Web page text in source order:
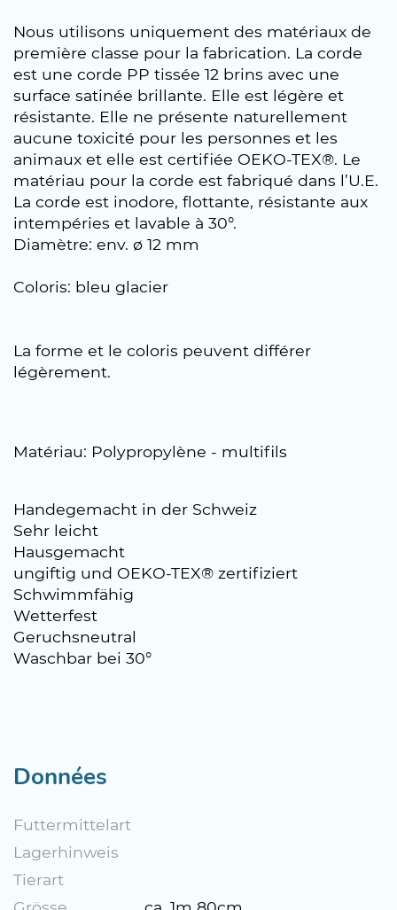
Nous utilisons uniquement des matériaux de
première classe pour la fabrication. La corde
est une corde PP tissée 12 brins avec une
surface satinée brillante. Elle est légère et
résistante. Elle ne présente naturellement
aucune toxicité pour les personnes et les
animaux et elle est certifiée OEKO-TEX®. Le
matériau pour la corde est fabriqué dans l’U.E.
La corde est inodore, flottante, résistante aux
intempéries et lavable à 30°.
Diamètre: env. ø 12 mm
Coloris: bleu glacier
La forme et le coloris peuvent différer
légèrement.
Matériau: Polypropylène - multifils
Handegemacht in der Schweiz
Sehr leicht
Hausgemacht
ungiftig und OEKO-TEX® zertifiziert
Schwimmfähig
Wetterfest
Geruchsneutral
Waschbar bei 30°
Données
Futtermittelart
Lagerhinweis
Tierart